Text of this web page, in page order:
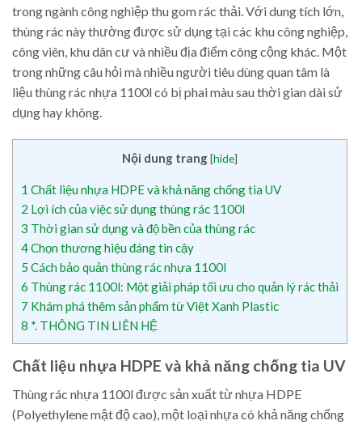
trong ngành công nghiệp thu gom rác thải. Với dung tích lớn,
thùng rác này thường được sử dụng tại các khu công nghiệp,
công viên, khu dân cư và nhiều địa điểm công cộng khác. Một
trong những câu hỏi mà nhiều người tiêu dùng quan tâm là
liệu thùng rác nhựa 1100l có bị phai màu sau thời gian dài sử
dụng hay không.
Nội dung trang[hide]
1 Chất liệu nhựa HDPE và khả năng chống tia UV
2 Lợi ích của việc sử dụng thùng rác 1100l
3 Thời gian sử dụng và độ bền của thùng rác
4Chọn thương hiệu đáng tin cậy
5 Cách bảo quản thùng rác nhựa 1100l
6 Thùng rác 1100l: Một giải pháp tối ưu cho quản lý rác thải
7 Khám phá thêm sản phẩm từ Việt Xanh Plastic
8 *. THÔNG TIN LIÊN HỆ
Chất liệu nhựa HDPE và khả năng chống tia UV
Thùng rác nhựa 1100l được sản xuất từ nhựa HDPE
(Polyethylene mật độ cao), một loại nhựa có khả năng chống